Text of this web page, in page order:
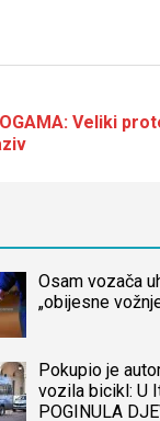
Veliki
Osam vozača
„obijesne
Pokupio je
vozila bicikl: U
POGINULA